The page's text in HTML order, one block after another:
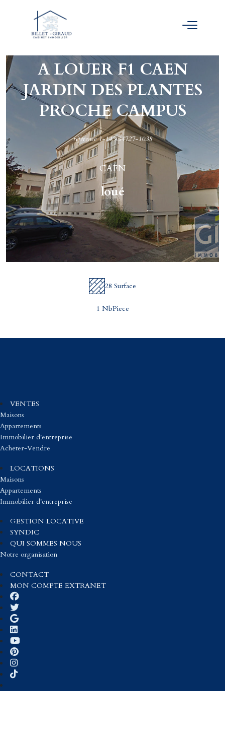
A LOUER F1 CAEN
JARDIN DES PLANTES
PROCHE CAMPUS
référence 1-143G4727-1038
CAEN
loué
28 Surface
1 NbPiece
VENTES
Maisons
Appartements
Immobilier d'entreprise
Acheter-Vendre
LOCATIONS
Maisons
Appartements
Immobilier d'entreprise
GESTION LOCATIVE
SYNDIC
QUI SOMMES NOUS
Notre organisation
CONTACT
MON COMPTE EXTRANET